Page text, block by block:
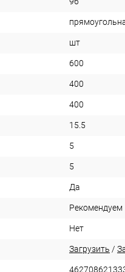
шт
600
400
400
15.5
5
5
Да
Рекомендуем
Нет
Загрузить /